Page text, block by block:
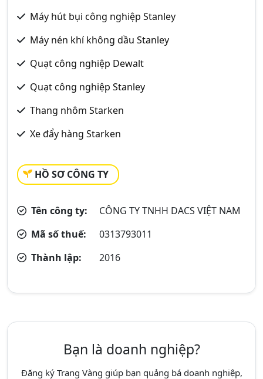
Máy hút bụi công nghiệp Stanley
Máy nén khí không dầu Stanley
Quạt công nghiệp Dewalt
Quạt công nghiệp Stanley
Thang nhôm Starken
Xe đẩy hàng Starken
HỒ SƠ CÔNG TY
Tên công ty:
CÔNG TY TNHH DACS VIỆT NAM
Mã số thuế:
0313793011
Thành lập:
2016
Bạn là doanh nghiệp?
Đăng ký Trang Vàng giúp bạn quảng bá doanh nghiệp,